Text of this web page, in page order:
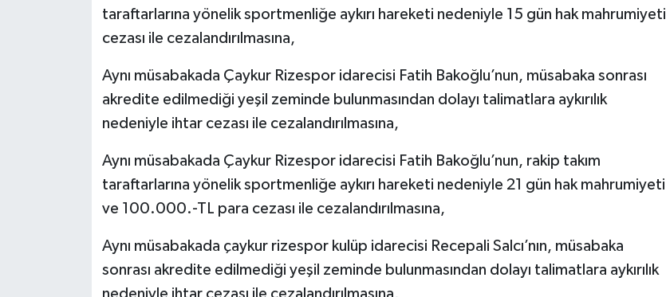
taraftarlarına yönelik sportmenliğe aykırı hareketi nedeniyle 15 gün hak mahrumiyeti
cezası ile cezalandırılmasına,
Aynı müsabakada Çaykur Rizespor idarecisi Fatih Bakoğlu’nun, müsabaka sonrası
akredite edilmediği yeşil zeminde bulunmasından dolayı talimatlara aykırılık
nedeniyle ihtar cezası ile cezalandırılmasına,
Aynı müsabakada Çaykur Rizespor idarecisi Fatih Bakoğlu’nun, rakip takım
taraftarlarına yönelik sportmenliğe aykırı hareketi nedeniyle 21 gün hak mahrumiyeti
ve 100.000.-TL para cezası ile cezalandırılmasına,
Aynı müsabakada çaykur rizespor kulüp idarecisi Recepali Salcı’nın, müsabaka
sonrası akredite edilmediği yeşil zeminde bulunmasından dolayı talimatlara aykırılık